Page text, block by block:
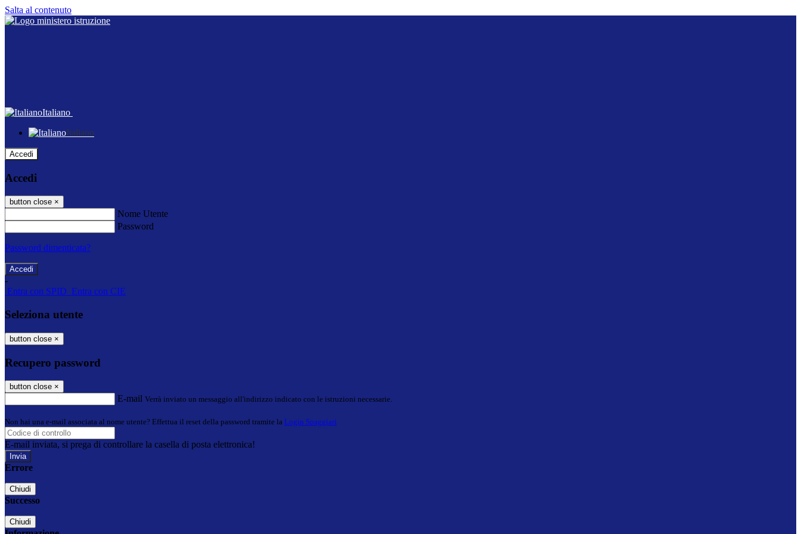
Salta al contenuto
Italiano
Italiano
Accedi
Accedi
button close ×
Nome Utente
Password
Password dimenticata?
-
Entra con SPID Entra con CIE
Seleziona utente
button close ×
Recupero password
button close ×
E-mail Verrà inviato un messaggio all'indirizzo indicato con le istruzioni necessarie.
Non hai una e-mail associata al nome utente? Effettua il reset della password tramite la Login Spaggiari
E-mail inviata, si prega di controllare la casella di posta elettronica!
Errore
Chiudi
Successo
Chiudi